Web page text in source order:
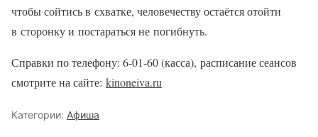
чтобы сойтись в схватке, человечеству остаётся отойти
в сторонку и постараться не погибнуть.
Справки по телефону: 6-01-60 (касса), расписание сеансов
смотрите на сайте: kinoneiva.ru
Категории: Афиша